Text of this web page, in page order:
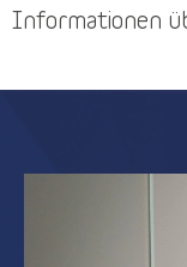
Informationen